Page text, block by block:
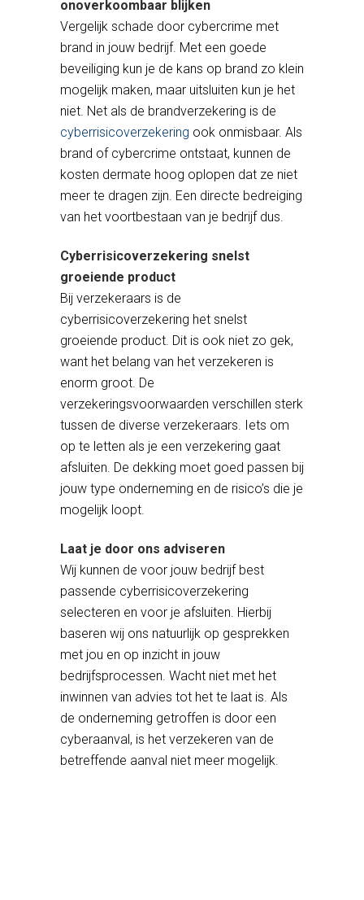
onoverkoombaar blijken
Vergelijk schade door cybercrime met
brand in jouw bedrijf. Met een goede
beveiliging kun je de kans op brand zo klein
mogelijk maken, maar uitsluiten kun je het
niet. Net als de brandverzekering is de
cyberrisicoverzekering ook onmisbaar. Als
brand of cybercrime ontstaat, kunnen de
kosten dermate hoog oplopen dat ze niet
meer te dragen zijn. Een directe bedreiging
van het voortbestaan van je bedrijf dus.
Cyberrisicoverzekering snelst
groeiende product
Bij verzekeraars is de
cyberrisicoverzekering het snelst
groeiende product. Dit is ook niet zo gek,
want het belang van het verzekeren is
enorm groot. De
verzekeringsvoorwaarden verschillen sterk
tussen de diverse verzekeraars. Iets om
op te letten als je een verzekering gaat
afsluiten. De dekking moet goed passen bij
jouw type onderneming en de risico’s die je
mogelijk loopt.
Laat je door ons adviseren
Wij kunnen de voor jouw bedrijf best
passende cyberrisicoverzekering
selecteren en voor je afsluiten. Hierbij
baseren wij ons natuurlijk op gesprekken
met jou en op inzicht in jouw
bedrijfsprocessen. Wacht niet met het
inwinnen van advies tot het te laat is. Als
de onderneming getroffen is door een
cyberaanval, is het verzekeren van de
betreffende aanval niet meer mogelijk.